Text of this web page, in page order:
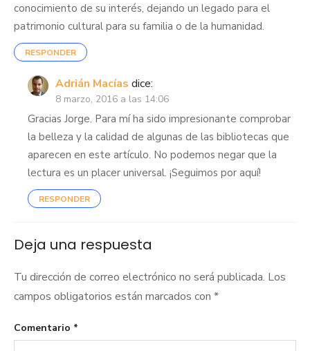
conocimiento de su interés, dejando un legado para el
patrimonio cultural para su familia o de la humanidad.
RESPONDER
Adrián Macías dice:
8 marzo, 2016 a las 14:06
Gracias Jorge. Para mí ha sido impresionante comprobar
la belleza y la calidad de algunas de las bibliotecas que
aparecen en este artículo. No podemos negar que la
lectura es un placer universal. ¡Seguimos por aquí!
RESPONDER
Deja una respuesta
Tu dirección de correo electrónico no será publicada. Los
campos obligatorios están marcados con *
Comentario *